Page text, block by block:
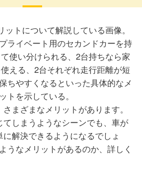
まざまなメリットがあります。
てしまうようなシーンでも、車が
解決できるようになるでしょ
うなメリットがあるのか、詳しく